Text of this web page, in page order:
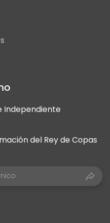
Independiente
del Rey de Copas